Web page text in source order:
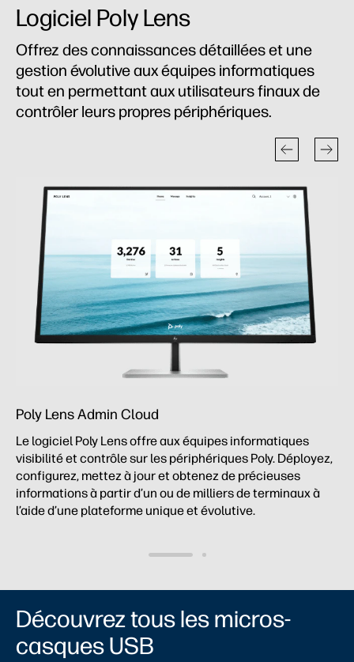
Logiciel Poly Lens
Offrez des connaissances détaillées et une
gestion évolutive aux équipes informatiques
tout en permettant aux utilisateurs finaux de
contrôler leurs propres périphériques.
Poly Lens Admin Cloud
Le logiciel Poly Lens offre aux équipes informatiques
visibilité et contrôle sur les périphériques Poly. Déployez,
configurez, mettez à jour et obtenez de précieuses
informations à partir d’un ou de milliers de terminaux à
l’aide d’une plateforme unique et évolutive.
Découvrez tous les micros-
casques USB